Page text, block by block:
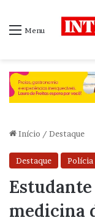
Menu
Início / Destaque
Destaque Polícia
medicina